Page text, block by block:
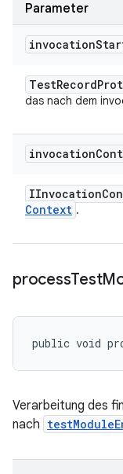
Parameter
invocation
TestRecord
das nach dem
invocation
IInvocation
Context .
processTest
public void
Verarbeitung des
nach